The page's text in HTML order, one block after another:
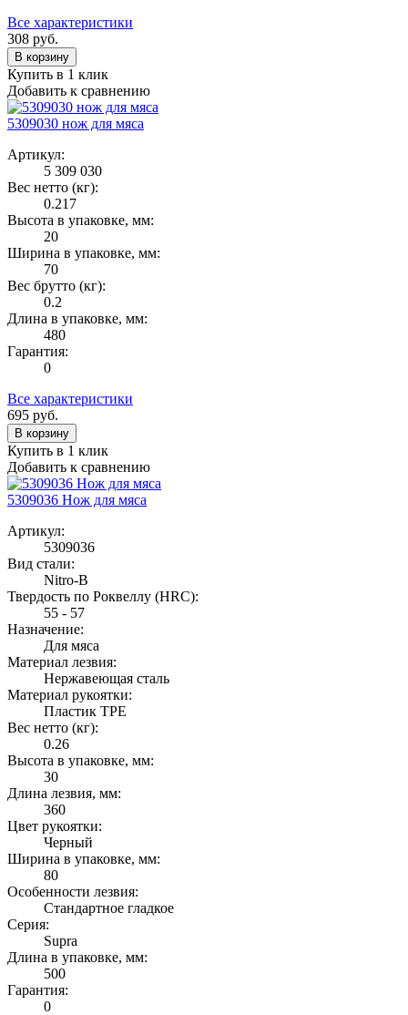
Все характеристики
308 руб.
В корзину
Купить в 1 клик
Добавить к сравнению
5309030 нож для мяса
Артикул:
5 309 030
Вес нетто (кг):
0.217
Высота в упаковке, мм:
20
Ширина в упаковке, мм:
70
Вес брутто (кг):
0.2
Длина в упаковке, мм:
480
Гарантия:
0
Все характеристики
695 руб.
В корзину
Купить в 1 клик
Добавить к сравнению
5309036 Нож для мяса
Артикул:
5309036
Вид стали:
Nitro-B
Твердость по Роквеллу (HRС):
55 - 57
Назначение:
Для мяса
Материал лезвия:
Нержавеющая сталь
Материал рукоятки:
Пластик TPE
Вес нетто (кг):
0.26
Высота в упаковке, мм:
30
Длина лезвия, мм:
360
Цвет рукоятки:
Черный
Ширина в упаковке, мм:
80
Особенности лезвия:
Стандартное гладкое
Серия:
Supra
Длина в упаковке, мм:
500
Гарантия:
0